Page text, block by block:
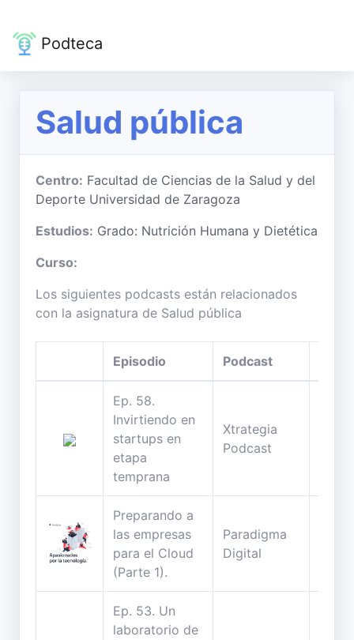
Podteca
Salud pública
Centro: Facultad de Ciencias de la Salud y del
Deporte Universidad de Zaragoza
Estudios: Grado: Nutrición Humana y Dietética
Curso:
Los siguientes podcasts están relacionados
con la asignatura de Salud pública
Episodio Podcast
Ep. 58.
Invirtiendo en
startups en
etapa
temprana
Xtrategia
Podcast
Preparando a
las empresas
para el Cloud
(Parte 1).
Paradigma
Digital
Ep. 53. Un
laboratorio de